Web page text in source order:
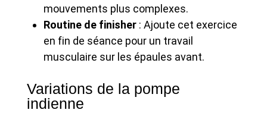
mouvements plus complexes.
Routine de finisher : Ajoute cet exercice
en fin de séance pour un travail
musculaire sur les épaules avant.
Variations de la pompe
indienne